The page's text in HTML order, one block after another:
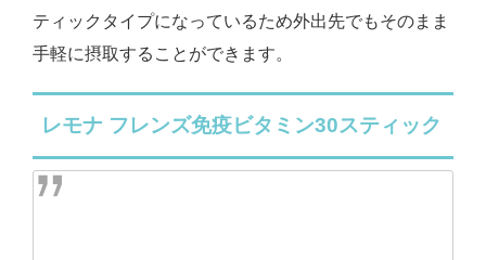
ティックタイプになっているため外出先でもそのまま
手軽に摂取することができます。
レモナ フレンズ免疫ビタミン30スティック